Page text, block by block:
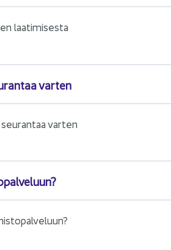
laa­ti­mi­ses­ta
var­ten
var­ten